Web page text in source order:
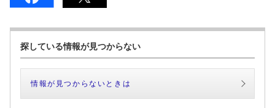
探している情報が見つからない
情報が見つからないときは